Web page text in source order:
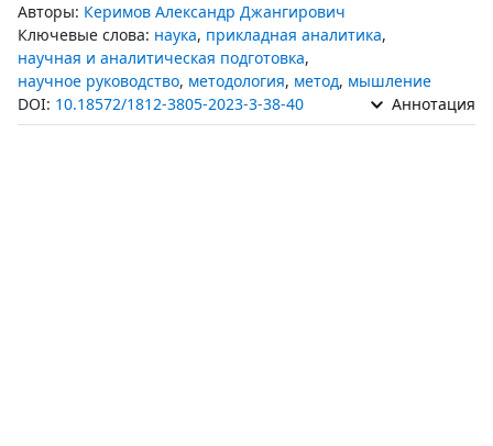
Авторы: Керимов Александр Джангирович
Ключевые слова: наука, прикладная аналитика,
научная и аналитическая подготовка,
научное руководство, методология, метод, мышление
DOI: 10.18572/1812-3805-2023-3-38-40 Аннотация